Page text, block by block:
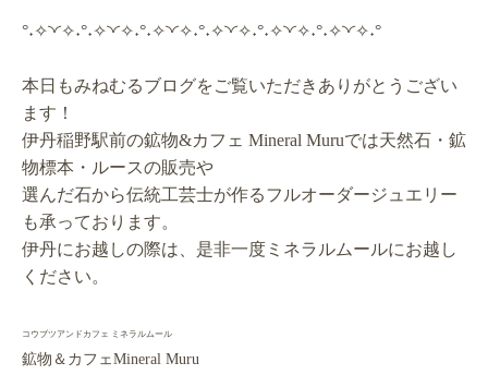
°˖✧◝◜✧˖°˖✧◝◜✧˖°˖✧◝◜✧˖°˖✧◝◜✧˖°˖✧◝◜✧˖°˖✧◝◜✧˖°
本日もみねむるブログをご覧いただきありがとうござい
ます！
伊丹稲野駅前の鉱物&カフェ Mineral Muruでは天然石・鉱
物標本・ルースの販売や
選んだ石から伝統工芸士が作るフルオーダージュエリー
も承っております。
伊丹にお越しの際は、是非一度ミネラルムールにお越し
ください。
コウブツアンドカフェ ミネラルムール
鉱物＆カフェMineral Muru